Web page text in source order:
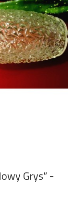
Grys” -